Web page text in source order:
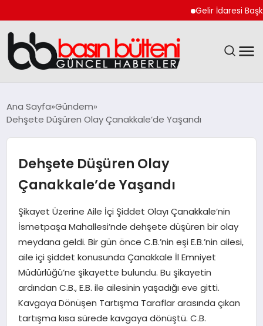
Gelir İdaresi
GÜNCEL
EKONOMI
MAGAZIN
SAĞLIK
SPOR
TEKNOLOJI
YAŞAM
Ana Sayfa Gündem
Dehşete Düşüren Olay Çanakkale’de Yaşandı
Dehşete Düşüren Olay
Çanakkale’de Yaşandı
Şikayet Üzerine Aile İçi Şiddet Olayı Çanakkale’nin
İsmetpaşa Mahallesi’nde dehşete düşüren bir olay
meydana geldi. Bir gün önce C.B.’nin eşi E.B.’nin ailesi,
aile içi şiddet konusunda Çanakkale İl Emniyet
Müdürlüğü’ne şikayette bulundu. Bu şikayetin
ardından C.B., E.B. ile ailesinin yaşadığı eve gitti.
Kavgaya Dönüşen Tartışma Taraflar arasında çıkan
tartışma kısa sürede kavgaya dönüştü. C.B.